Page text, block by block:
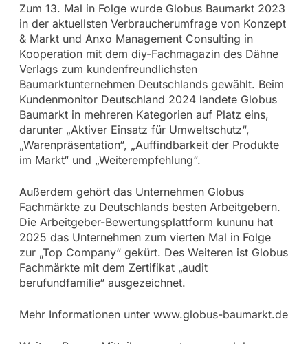
Zum 13. Mal in Folge wurde Globus Baumarkt 2023
in der aktuellsten Verbraucherumfrage von Konzept
& Markt und Anxo Management Consulting in
Kooperation mit dem diy-Fachmagazin des Dähne
Verlags zum kundenfreundlichsten
Baumarktunternehmen Deutschlands gewählt. Beim
Kundenmonitor Deutschland 2024 landete Globus
Baumarkt in mehreren Kategorien auf Platz eins,
darunter „Aktiver Einsatz für Umweltschutz“,
„Warenpräsentation“, „Auffindbarkeit der Produkte
im Markt“ und „Weiterempfehlung“.
Außerdem gehört das Unternehmen Globus
Fachmärkte zu Deutschlands besten Arbeitgebern.
Die Arbeitgeber-Bewertungsplattform kununu hat
2025 das Unternehmen zum vierten Mal in Folge
zur „Top Company“ gekürt. Des Weiteren ist Globus
Fachmärkte mit dem Zertifikat „audit
berufundfamilie“ ausgezeichnet.
Mehr Informationen unter www.globus-baumarkt.de